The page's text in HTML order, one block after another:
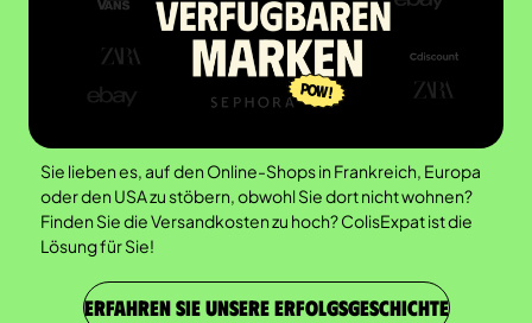
Sie lieben es, auf den Online-Shops in Frankreich, Europa
oder den USA zu stöbern, obwohl Sie dort nicht wohnen?
Finden Sie die Versandkosten zu hoch? ColisExpat ist die
Lösung für Sie!
ERFAHREN SIE UNSERE ERFOLGSGESCHICHTE